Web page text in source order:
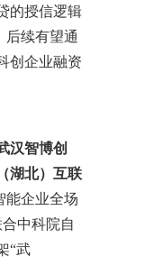
的授信逻辑
后续有望通
创企业融资
汉智博创
湖北）互联
能企业全场
中科院自
“武